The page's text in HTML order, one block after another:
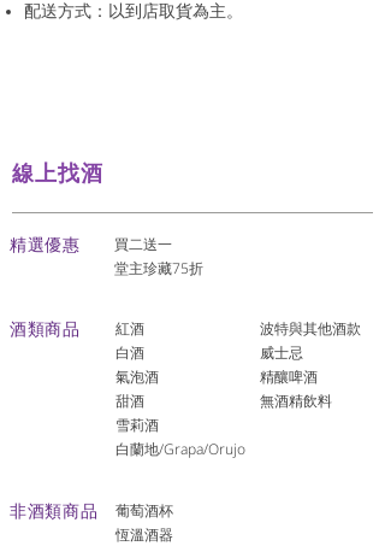
配送方式：以到店取貨為主。
線上找酒
​精選優惠
買二送一
堂主珍藏75折
酒類商品
紅酒
白酒
氣泡酒
​甜酒
雪莉酒
白蘭地/Grapa/Orujo
波特與其他酒款
威士忌
精釀啤酒
​無酒精飲料
非酒類商品
葡萄酒杯
恆溫酒器